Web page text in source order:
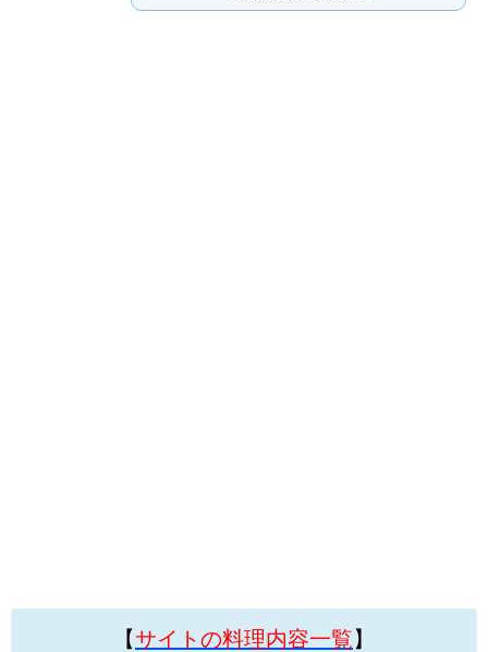
【サイトの料理内容一覧】